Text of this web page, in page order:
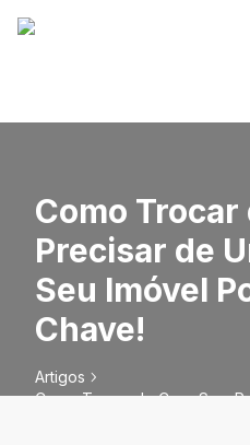
Como Trocar
Precisar de
Seu Imóvel
Chave!
Artigos
Como Trocar de Casa Sem